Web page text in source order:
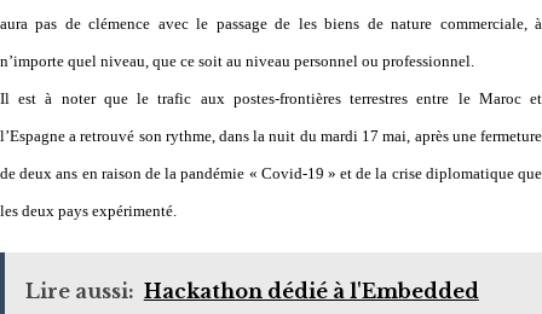
aura pas de clémence avec le passage de les biens de nature commerciale, à
n’importe quel niveau, que ce soit au niveau personnel ou professionnel.
Il est à noter que le trafic aux postes-frontières terrestres entre le Maroc et
l’Espagne a retrouvé son rythme, dans la nuit du mardi 17 mai, après une fermeture
de deux ans en raison de la pandémie « Covid-19 » et de la crise diplomatique que
les deux pays expérimenté.
Lire aussi: Hackathon dédié à l'Embedded